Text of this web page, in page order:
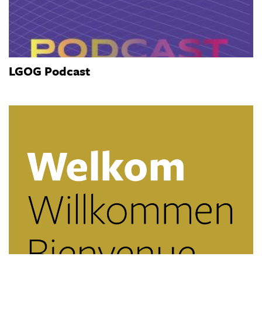
LGOG Podcast